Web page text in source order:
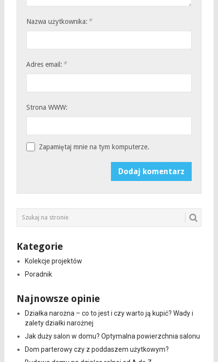
Nazwa użytkownika: *
Adres email: *
Strona WWW:
Zapamiętaj mnie na tym komputerze.
Kategorie
Kolekcje projektów
Poradnik
Najnowsze opinie
Działka narożna – co to jest i czy warto ją kupić? Wady i
zalety działki narożnej
Jak duży salon w domu? Optymalna powierzchnia salonu
Dom parterowy czy z poddaszem użytkowym?